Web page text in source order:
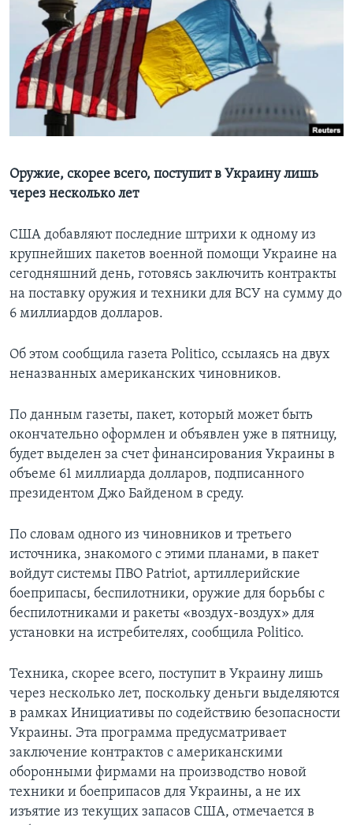
Learning English
СОЦИАЛЬНЫЕ СЕТИ
Оружие, скорее всего, поступит в Украину лишь
через несколько лет
США добавляют последние штрихи к одному из
крупнейших пакетов военной помощи Украине на
сегодняшний день, готовясь заключить контракты
на поставку оружия и техники для ВСУ на сумму до
6 миллиардов долларов.
Об этом сообщила газета Politico, ссылаясь на двух
неназванных американских чиновников.
По данным газеты, пакет, который может быть
окончательно оформлен и объявлен уже в пятницу,
будет выделен за счет финансирования Украины в
объеме 61 миллиарда долларов, подписанного
президентом Джо Байденом в среду.
По словам одного из чиновников и третьего
источника, знакомого с этими планами, в пакет
войдут системы ПВО Patriot, артиллерийские
боеприпасы, беспилотники, оружие для борьбы с
беспилотниками и ракеты «воздух-воздух» для
установки на истребителях, сообщила Politico.
Техника, скорее всего, поступит в Украину лишь
через несколько лет, поскольку деньги выделяются
в рамках Инициативы по содействию безопасности
Украины. Эта программа предусматривает
заключение контрактов с американскими
оборонными фирмами на производство новой
техники и боеприпасов для Украины, а не их
изъятие из текущих запасов США, отмечается в